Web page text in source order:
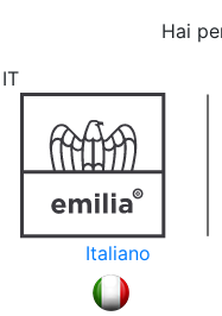
Hai
IT
Italiano